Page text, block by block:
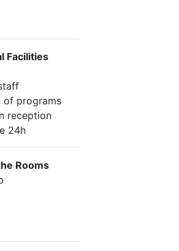
Facilities
of programs
reception
24h
Rooms